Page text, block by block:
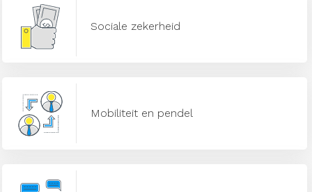
Sociale zekerheid
Mobiliteit en pendel